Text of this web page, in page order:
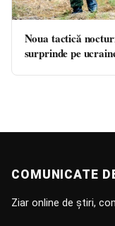
Noua tactică
surprinde pe
COMUNICATE
Ziar online de știri,